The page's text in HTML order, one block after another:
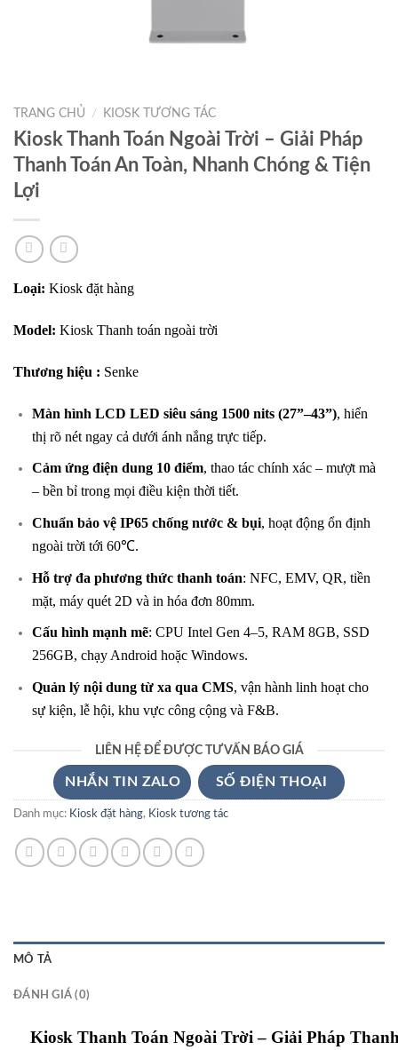
TRANG CHỦ / KIOSK TƯƠNG TÁC
Kiosk Thanh Toán Ngoài Trời – Giải Pháp
Thanh Toán An Toàn, Nhanh Chóng & Tiện
Lợi
Loại: Kiosk đặt hàng
Model: Kiosk Thanh toán ngoài trời
Thương hiệu : Senke
Màn hình LCD LED siêu sáng 1500 nits (27”–43”), hiển
thị rõ nét ngay cả dưới ánh nắng trực tiếp.
Cảm ứng điện dung 10 điểm, thao tác chính xác – mượt mà
– bền bỉ trong mọi điều kiện thời tiết.
Chuẩn bảo vệ IP65 chống nước & bụi, hoạt động ổn định
ngoài trời tới 60℃.
Hỗ trợ đa phương thức thanh toán: NFC, EMV, QR, tiền
mặt, máy quét 2D và in hóa đơn 80mm.
Cấu hình mạnh mẽ: CPU Intel Gen 4–5, RAM 8GB, SSD
256GB, chạy Android hoặc Windows.
Quản lý nội dung từ xa qua CMS, vận hành linh hoạt cho
sự kiện, lễ hội, khu vực công cộng và F&B.
LIÊN HỆ ĐỂ ĐƯỢC TƯ VẤN BÁO GIÁ
NHẮN TIN ZALO SỐ ĐIỆN THOẠI
Danh mục: Kiosk đặt hàng, Kiosk tương tác
MÔ TẢ
ĐÁNH GIÁ (0)
Kiosk Thanh Toán Ngoài Trời – Giải Pháp